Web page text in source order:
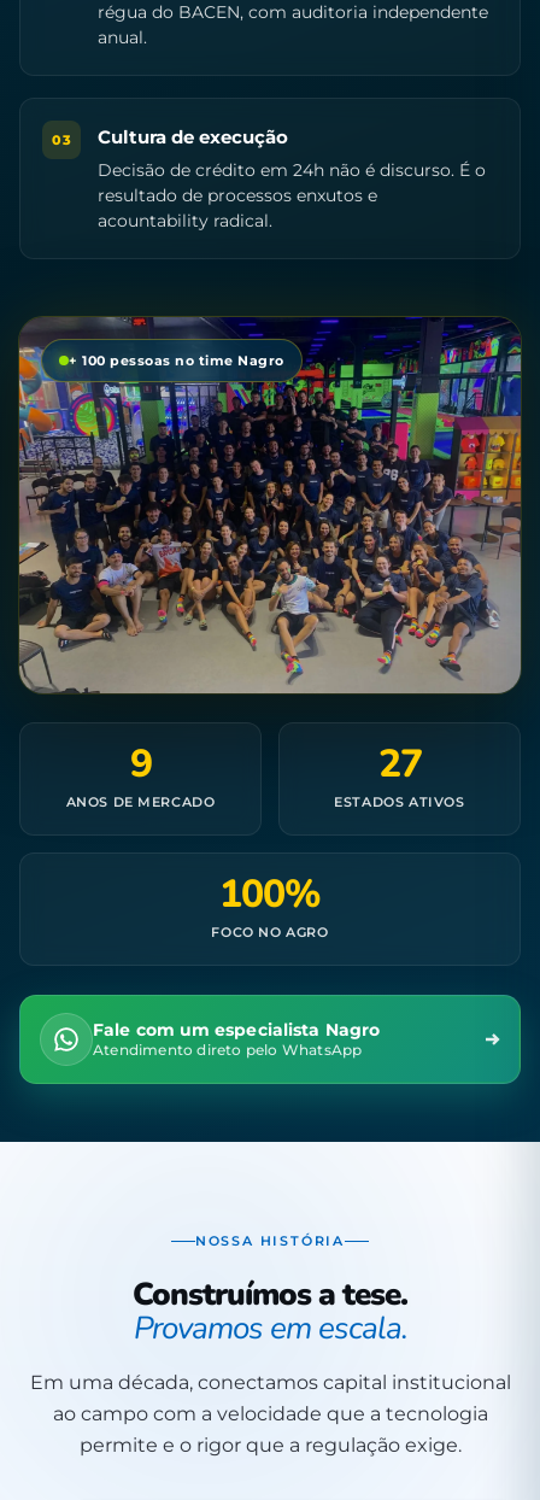
régua do BACEN, com auditoria independente
anual.
03 Cultura de execução
Decisão de crédito em 24h não é discurso. É o
resultado de processos enxutos e
acountability radical.
+ 100 pessoas no time Nagro
9
ANOS DE MERCADO
27
ESTADOS ATIVOS
100%
FOCO NO AGRO
Fale com um especialista Nagro
Atendimento direto pelo WhatsApp
NOSSA HISTÓRIA
Construímos a tese.
Provamos em escala.
Em uma década, conectamos capital institucional
ao campo com a velocidade que a tecnologia
permite e o rigor que a regulação exige.